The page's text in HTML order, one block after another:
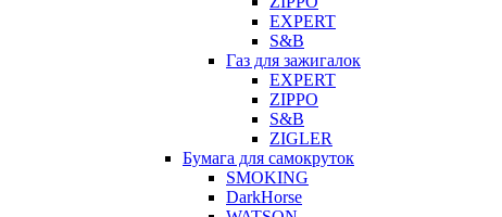
EXPERT
S&B
Газ для зажигалок
EXPERT
ZIPPO
S&B
ZIGLER
Бумага для самокруток
SMOKING
DarkHorse